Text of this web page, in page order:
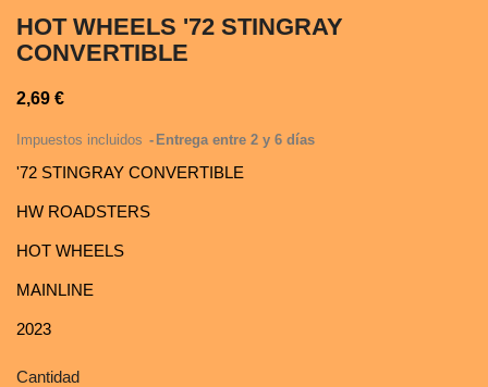
HOT WHEELS '72 STINGRAY
CONVERTIBLE
2,69 €
Impuestos incluidos Entrega entre 2 y 6 días
'72 STINGRAY CONVERTIBLE
HW ROADSTERS
HOT WHEELS
MAINLINE
2023
Cantidad